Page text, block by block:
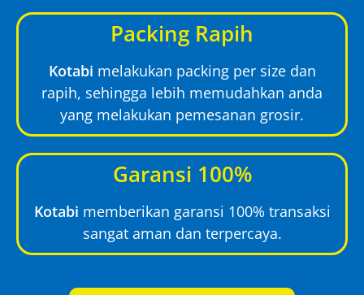
Packing Rapih
Kotabi melakukan packing per size dan
rapih, sehingga lebih memudahkan anda
yang melakukan pemesanan grosir.
Garansi 100%
Kotabi memberikan garansi 100% transaksi
sangat aman dan terpercaya.